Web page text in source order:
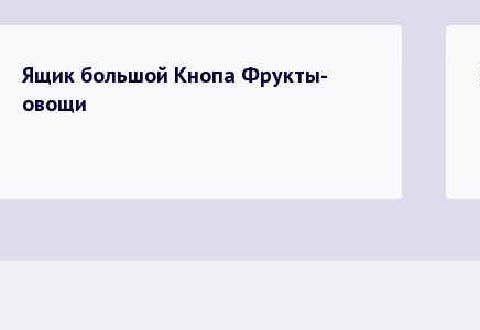
Ящик большой Кнопа Фрукты-
овощи